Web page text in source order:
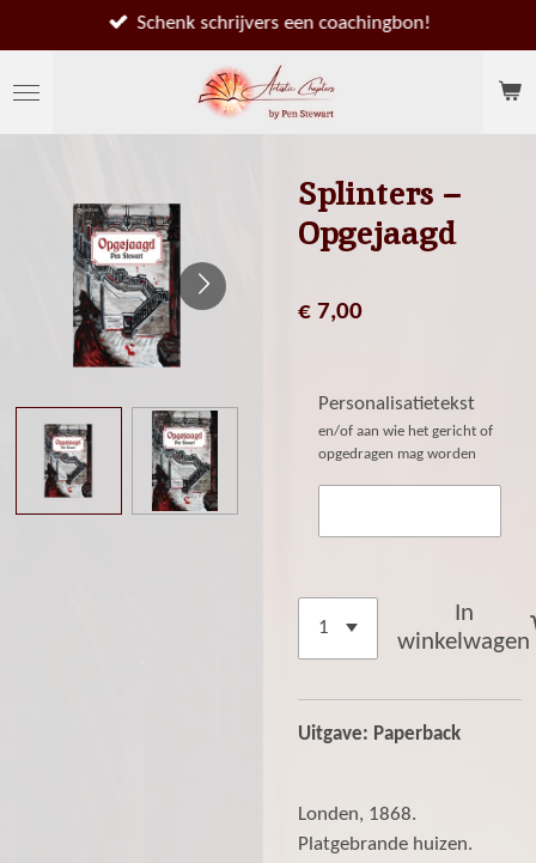
direct
naar
Schenk schrijvers een coachingbon!
Splinters –
Opgejaagd
€ 7,00
Personalisatietekst
en/of aan wie het gericht of
opgedragen mag worden
In
winkelwagen
Uitgave: Paperback
Londen, 1868.
Platgebrande huizen.